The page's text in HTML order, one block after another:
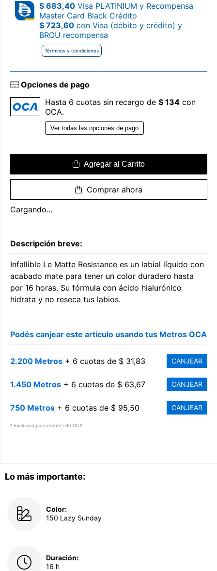
Lo más importante:
Color:
150 Lazy Sunday
Duración:
16 h
$ 683,40 Visa PLATINIUM y Recompensa
Master Card Black Crédito
$ 723,60 con Visa (débito y crédito) y
BROU recompensa
Términos y condiciones
Opciones de pago
Hasta 6 cuotas sin recargo de $ 134 con
OCA.
Ver todas las opciones de pago
Agregar al Carrito
Comprar ahora
Cargando...
Descripción breve:
Infallible Le Matte Resistance es un labial líquido con
acabado mate para tener un color duradero hasta
por 16 horas. Su fórmula con ácido hialurónico
hidrata y no reseca tus labios.
Podés canjear este artículo usando tus Metros OCA
2.200 Metros + 6 cuotas de $ 31,83 CANJEAR
1.450 Metros + 6 cuotas de $ 63,67 CANJEAR
750 Metros + 6 cuotas de $ 95,50 CANJEAR
* Exclusivo para clientes de OCA